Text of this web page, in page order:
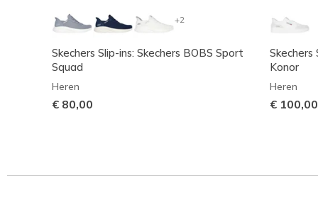
+2
Skechers Slip-ins: Skechers BOBS Sport
Squad
Heren
€ 80,00
Skechers
Konor
Heren
€ 100,00